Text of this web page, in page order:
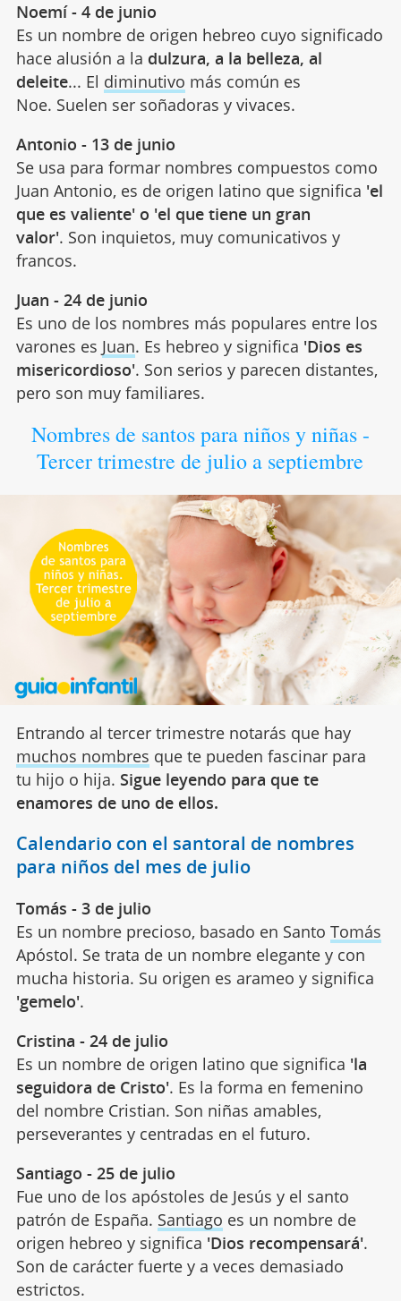
Noemí - 4 de junio
Es un nombre de origen hebreo cuyo significado
hace alusión a la dulzura, a la belleza, al
deleite... El diminutivo más común es
Noe. Suelen ser soñadoras y vivaces.
Antonio - 13 de junio
Se usa para formar nombres compuestos como
Juan Antonio, es de origen latino que significa 'el
que es valiente' o 'el que tiene un gran
valor'. Son inquietos, muy comunicativos y
francos.
Juan - 24 de junio
Es uno de los nombres más populares entre los
varones es Juan. Es hebreo y significa 'Dios es
misericordioso'. Son serios y parecen distantes,
pero son muy familiares.
Nombres de santos para niños y niñas -
Tercer trimestre de julio a septiembre
Entrando al tercer trimestre notarás que hay
muchos nombres que te pueden fascinar para
tu hijo o hija. Sigue leyendo para que te
enamores de uno de ellos.
Calendario con el santoral de nombres
para niños del mes de julio
Tomás - 3 de julio
Es un nombre precioso, basado en Santo Tomás
Apóstol. Se trata de un nombre elegante y con
mucha historia. Su origen es arameo y significa
'gemelo'.
Cristina - 24 de julio
Es un nombre de origen latino que significa 'la
seguidora de Cristo'. Es la forma en femenino
del nombre Cristian. Son niñas amables,
perseverantes y centradas en el futuro.
Santiago - 25 de julio
Fue uno de los apóstoles de Jesús y el santo
patrón de España. Santiago es un nombre de
origen hebreo y significa 'Dios recompensará'.
Son de carácter fuerte y a veces demasiado
estrictos.